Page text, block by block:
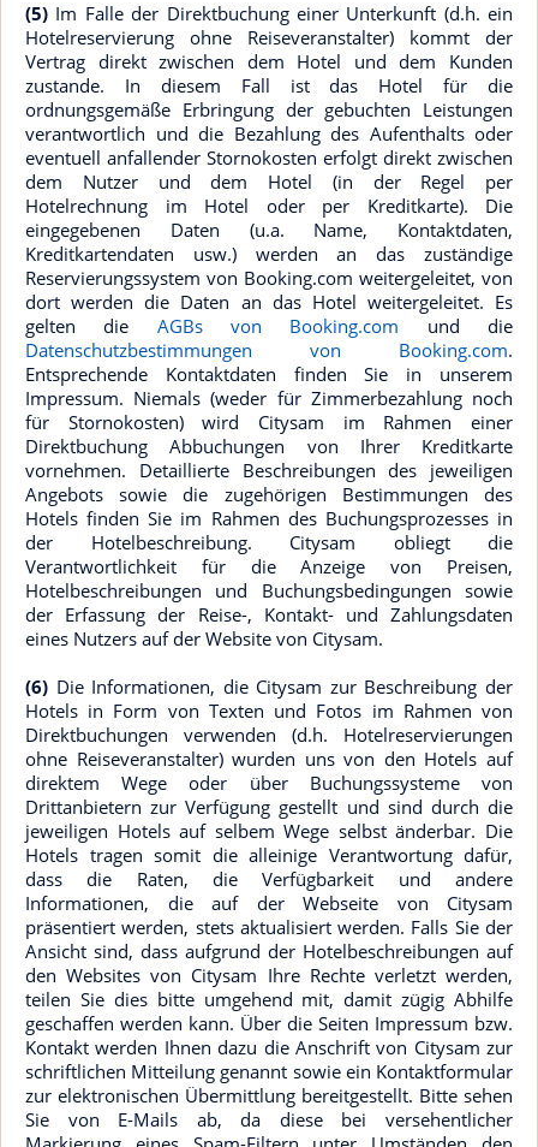
(5) Im Falle der Direktbuchung einer Unterkunft (d.h. ein
Hotelreservierung ohne Reiseveranstalter) kommt der
Vertrag direkt zwischen dem Hotel und dem Kunden
zustande. In diesem Fall ist das Hotel für die
ordnungsgemäße Erbringung der gebuchten Leistungen
verantwortlich und die Bezahlung des Aufenthalts oder
eventuell anfallender Stornokosten erfolgt direkt zwischen
dem Nutzer und dem Hotel (in der Regel per
Hotelrechnung im Hotel oder per Kreditkarte). Die
eingegebenen Daten (u.a. Name, Kontaktdaten,
Kreditkartendaten usw.) werden an das zuständige
Reservierungssystem von Booking.com weitergeleitet, von
dort werden die Daten an das Hotel weitergeleitet. Es
gelten die AGBs von Booking.com und die
Datenschutzbestimmungen von Booking.com.
Entsprechende Kontaktdaten finden Sie in unserem
Impressum. Niemals (weder für Zimmerbezahlung noch
für Stornokosten) wird Citysam im Rahmen einer
Direktbuchung Abbuchungen von Ihrer Kreditkarte
vornehmen. Detaillierte Beschreibungen des jeweiligen
Angebots sowie die zugehörigen Bestimmungen des
Hotels finden Sie im Rahmen des Buchungsprozesses in
der Hotelbeschreibung. Citysam obliegt die
Verantwortlichkeit für die Anzeige von Preisen,
Hotelbeschreibungen und Buchungsbedingungen sowie
der Erfassung der Reise-, Kontakt- und Zahlungsdaten
eines Nutzers auf der Website von Citysam.
(6) Die Informationen, die Citysam zur Beschreibung der
Hotels in Form von Texten und Fotos im Rahmen von
Direktbuchungen verwenden (d.h. Hotelreservierungen
ohne Reiseveranstalter) wurden uns von den Hotels auf
direktem Wege oder über Buchungssysteme von
Drittanbietern zur Verfügung gestellt und sind durch die
jeweiligen Hotels auf selbem Wege selbst änderbar. Die
Hotels tragen somit die alleinige Verantwortung dafür,
dass die Raten, die Verfügbarkeit und andere
Informationen, die auf der Webseite von Citysam
präsentiert werden, stets aktualisiert werden. Falls Sie der
Ansicht sind, dass aufgrund der Hotelbeschreibungen auf
den Websites von Citysam Ihre Rechte verletzt werden,
teilen Sie dies bitte umgehend mit, damit zügig Abhilfe
geschaffen werden kann. Über die Seiten Impressum bzw.
Kontakt werden Ihnen dazu die Anschrift von Citysam zur
schriftlichen Mitteilung genannt sowie ein Kontaktformular
zur elektronischen Übermittlung bereitgestellt. Bitte sehen
Sie von E-Mails ab, da diese bei versehentlicher